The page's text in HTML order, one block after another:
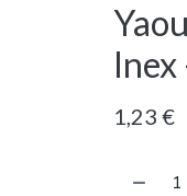
Inex
1,23 €